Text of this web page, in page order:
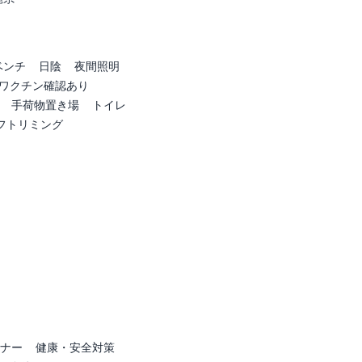
ンチ 日陰
夜間照明
クチン確認あり
手荷物置き場
トイレ
トリミング
ー
健康・安全対策